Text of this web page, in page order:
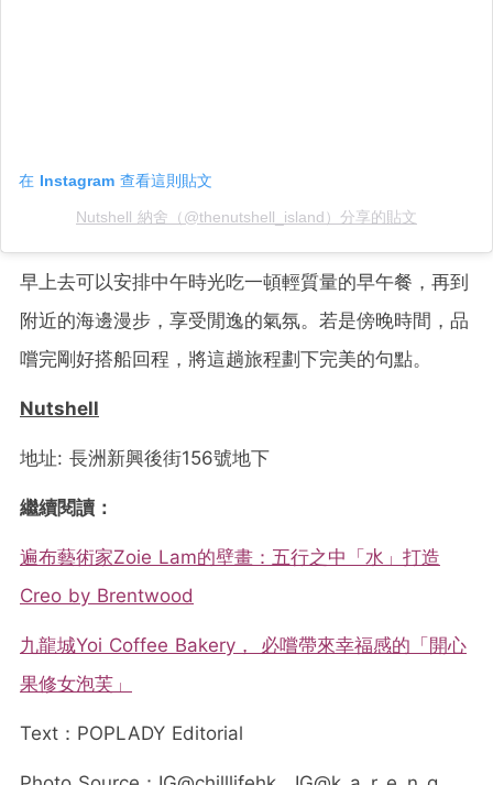
在 Instagram 查看這則貼文
Nutshell 納舍（@thenutshell_island）分享的貼文
早上去可以安排中午時光吃一頓輕質量的早午餐，再到
附近的海邊漫步，享受閒逸的氣氛。若是傍晚時間，品
嚐完剛好搭船回程，將這趟旅程劃下完美的句點。
Nutshell
地址: 長洲新興後街156號地下
繼續閱讀：
遍布藝術家Zoie Lam的壁畫：五行之中「水」打造
Creo by Brentwood
九龍城Yoi Coffee Bakery， 必嚐帶來幸福感的「開心
果修女泡芙」
Text：POPLADY Editorial